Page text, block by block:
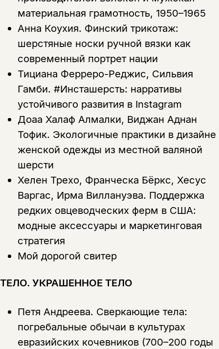
материальная грамотность, 1950–1965
Анна Коухия. Финский трикотаж:
шерстяные носки ручной вязки как
современный портрет нации
Тициана Ферреро-Реджис, Сильвия
Гамби. #Инсташерсть: нарративы
устойчивого развития в Instagram
Доаа Халаф Алмалки, Виджан Аднан
Тофик. Экологичные практики в дизайне
женской одежды из местной валяной
шерсти
Хелен Трехо, Франческа Бёркс, Хесус
Варгас, Ирма Виллануэва. Поддержка
редких овцеводческих ферм в США:
модные аксессуары и маркетинговая
стратегия
Мой дорогой свитер
ТЕЛО. УКРАШЕННОЕ ТЕЛО
Петя Андреева. Сверкающие тела:
погребальные обычаи в культурах
евразийских кочевников (700–200 годы
Поделиться
Подписка на рассылку
Раз в неделю мы отправляем рассылку
о книгах и событиях «НЛО».
За подписку дарим промокод на
скидку 15%
Политикой конфиденциальности
Этой книги временно
нет в продаже.
уведомления, и при поступлении книги
на склад получить письмо на указанный
электронный адрес.
Я соглашаюсь сПолитикой конфиденциальности
Эта книга
не предназначена для
несовершеннолетних
Скажите, пожалуйста,
вам уже исполнилось 18 лет?
нет, вернуться назад